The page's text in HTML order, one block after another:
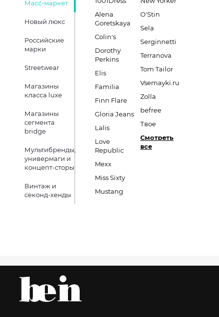
Масс-маркет
Новый люкс
Российские
марки
Streetwear
Магазины
класса luxe
Магазины
сегмента
bridge
Мультибренды,
универмаги и
концепт-сторы
Винтаж и
секонд-хенды
Alena
Goretskaya
Colin's
Dorothy
Perkins
Elis
Familia
Finn Flare
Gloria Jeans
Lalis
Love
Republic
Mexx
Miss Sixty
Mustang
O'Stin
Sela
Serginnetti
Terranova
Tom Tailor
Vsemayki.ru
Zolla
befree
Твое
Смотреть
все